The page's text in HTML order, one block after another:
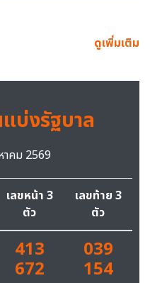
ดูเพิ่มเติม
บ่งรัฐบาล
าคม 2569
เลขหน้า 3
ตัว
เลขท้าย 3
ตัว
413
672
039
154